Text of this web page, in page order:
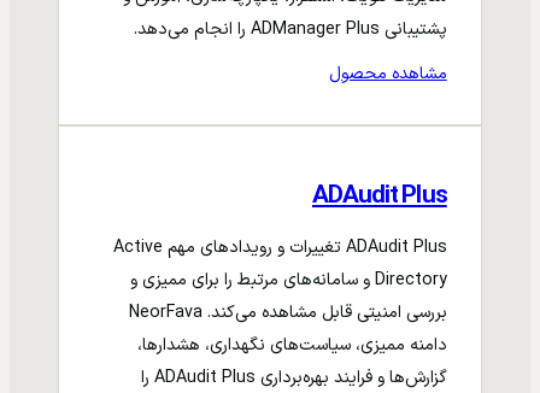
پشتیبانی ADManager Plus را انجام می‌دهد.
مشاهده محصول
ADAudit Plus
ADAudit Plus تغییرات و رویدادهای مهم Active
Directory و سامانه‌های مرتبط را برای ممیزی و
بررسی امنیتی قابل مشاهده می‌کند. NeorFava
دامنه ممیزی، سیاست‌های نگهداری، هشدارها،
گزارش‌ها و فرایند بهره‌برداری ADAudit Plus را